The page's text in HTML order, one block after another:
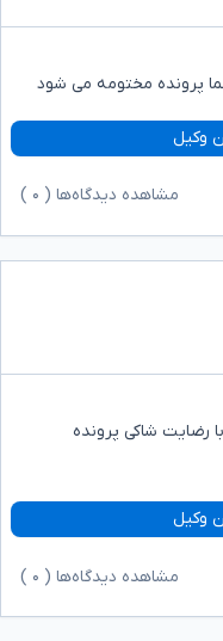
پرونده مختومه می شود
وکیل
مشاهده دیدگاه‌ها ( ۰
رضایت شاکی پرونده
وکیل
مشاهده دیدگاه‌ها ( ۰